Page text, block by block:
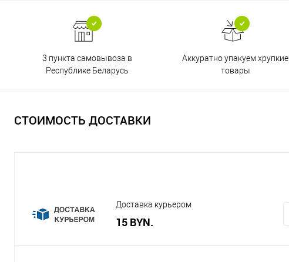
3 пункта самовывоза в
Республике Беларусь
Аккуратно упакуем хрупкие
товары
СТОИМОСТЬ ДОСТАВКИ
Доставка курьером
15 BYN.